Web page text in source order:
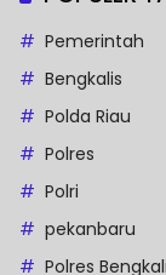
Pemerintah
Bengkalis
Polda Riau
Polres
Polri
pekanbaru
Polres